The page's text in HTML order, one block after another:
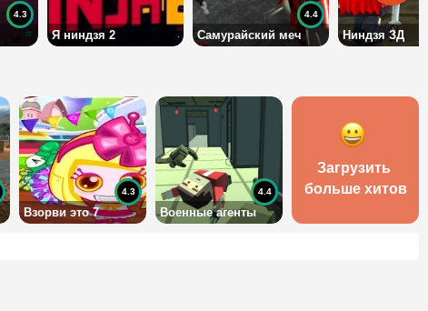
4.3
Я ниндзя 2 Самурайский меч
4.4
Ниндзя ЗД
Взорви это 7
4.3
Военные агенты
4.4
Загрузить
больше хитов